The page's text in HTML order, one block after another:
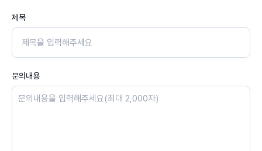
제목
문의내용